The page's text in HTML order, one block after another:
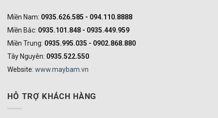
Miền Nam: 0935.626.585 - 094.110.8888
Miền Bắc: 0935.101.848 - 0935.449.959
Miền Trung: 0935.995.035 - 0902.868.880
Tây Nguyên: 0935.522.550
Website: www.maybam.vn
HỖ TRỢ KHÁCH HÀNG